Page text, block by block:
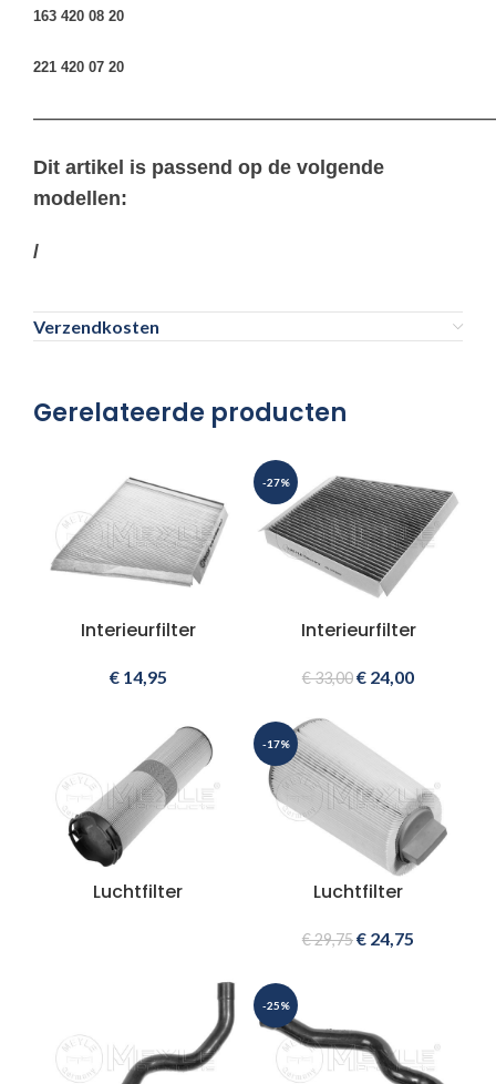
163 420 08 20
221 420 07 20
Dit artikel is passend op de volgende
modellen:
/
Verzendkosten
Gerelateerde producten
Interieurfilter
€14,95
-27%
Interieurfilter
€33,00€ 24,00
Luchtfilter
-17%
Luchtfilter
€29,75€ 24,75
-25%